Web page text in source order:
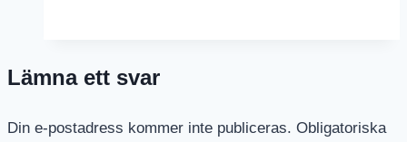
Lämna ett svar
Din e-postadress kommer inte publiceras. Obligatoriska